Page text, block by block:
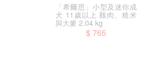
「希爾思」小型及迷你成
犬 11歲以上 雞肉、糙米
與大麥 2.04 kg
$ 765